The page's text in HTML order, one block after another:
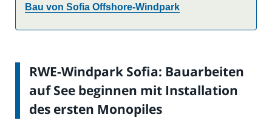
Bau von Sofia Offshore-Windpark
RWE-Windpark Sofia: Bauarbeiten
auf See beginnen mit Installation
des ersten Monopiles